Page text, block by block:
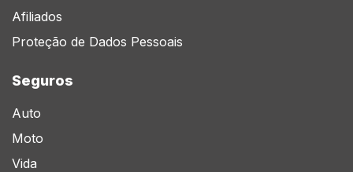
Afiliados
Proteção de Dados Pessoais
Seguros
Auto
Moto
Vida